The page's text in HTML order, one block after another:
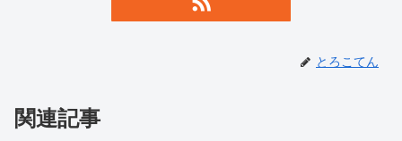
とろこてん
関連記事